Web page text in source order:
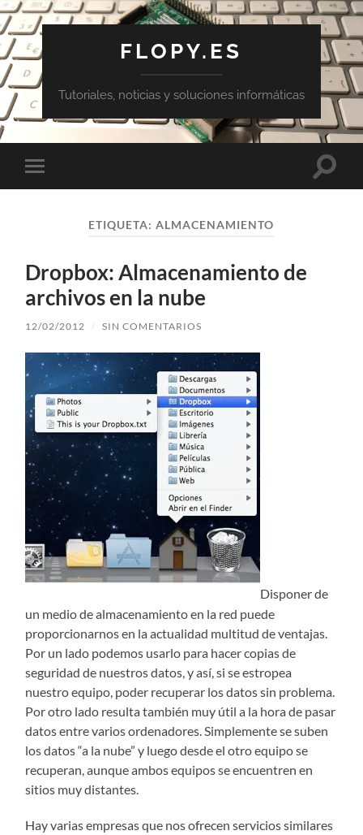
FLOPY.ES
Tutoriales, noticias y soluciones informáticas
Alternar
el
ETIQUETA:ALMACENAMIENTO
Dropbox: Almacenamiento de
archivos en la nube
12/02/2012 / SIN COMENTARIOS
Disponer de
un medio de almacenamiento en la red puede
proporcionarnos en la actualidad multitud de ventajas.
Por un lado podemos usarlo para hacer copias de
seguridad de nuestros datos, y así, si se estropea
nuestro equipo, poder recuperar los datos sin problema.
Por otro lado resulta también muy útil a la hora de pasar
datos entre varios ordenadores. Simplemente se suben
los datos “a la nube” y luego desde el otro equipo se
recuperan, aunque ambos equipos se encuentren en
sitios muy distantes.
Hay varias empresas que nos ofrecen servicios similares